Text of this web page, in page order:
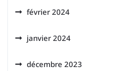
février 2024
janvier 2024
décembre 2023